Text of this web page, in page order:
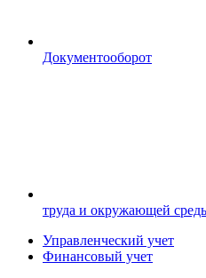
Документооборот
труда и окружающей
Управленческий учет
Финансовый учет